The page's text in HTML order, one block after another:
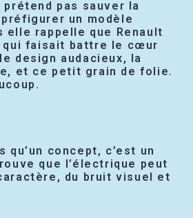
prétend pas sauver la
un modèle
elle rappelle que Renault
qui faisait battre le cœur
design audacieux, la
et ce petit grain de folie.
qu’un concept, c’est un
que l’électrique peut
du bruit visuel et